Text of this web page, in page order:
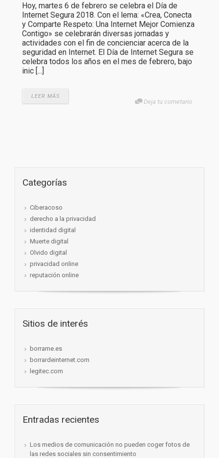
Hoy, martes 6 de febrero se celebra el Día de
Internet Segura 2018. Con el lema: «Crea, Conecta
y Comparte Respeto: Una Internet Mejor Comienza
Contigo» se celebrarán diversas jornadas y
actividades con el fin de concienciar acerca de la
seguridad en Internet. El Día de Internet Segura se
celebra todos los años en el mes de febrero, bajo
inic [...]
LEER MÁS
Deja tu cometario
Categorías
Ciberacoso
derecho a la privacidad
identidad digital
Muerte digital
Olvido digital
privacidad online
reputación online
Sitios de interés
borrame.es
borrardeinternet.com
legitec.com
Entradas recientes
Los medios de comunicación no pueden coger fotos de
las redes sociales sin consentimiento